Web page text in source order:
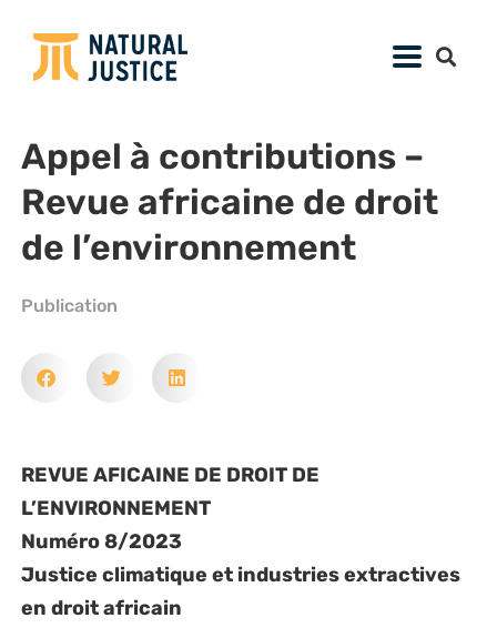
Appel à contributions –
Revue africaine de droit
de l’environnement
Publication
REVUE AFICAINE DE DROIT DE
L’ENVIRONNEMENT
Numéro 8/2023
Justice climatique et industries extractives
en droit africain